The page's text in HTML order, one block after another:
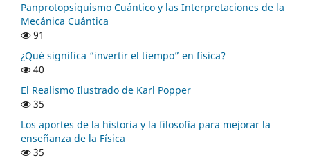
Panprotopsiquismo Cuántico y las Interpretaciones de la
Mecánica Cuántica
91
¿Qué significa “invertir el tiempo” en física?
40
El Realismo Ilustrado de Karl Popper
35
Los aportes de la historia y la filosofía para mejorar la
enseñanza de la Física
35